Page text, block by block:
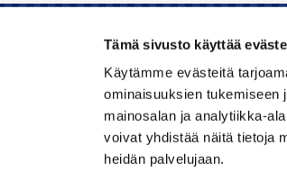
Tämä sivusto käyttää
Käytämme evästeitä
ominaisuuksien tukemiseen
mainosalan ja analytiikka-
voivat yhdistää näitä tietoja
heidän palvelujaan.
kauppakamari